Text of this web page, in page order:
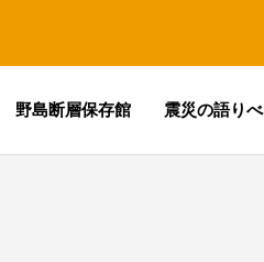
野島断層保存館 震災の語りべ